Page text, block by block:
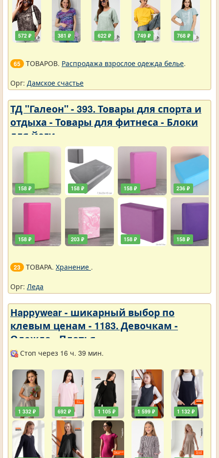
572 ₽ 381 ₽ 622 ₽ 749 ₽ 768 ₽
65 ТОВАРОВ. Распродажа взрослое одежда белье.
Орг: Дамское счастье
ТД "Галеон" - 393. Товары для спорта и
отдыха - Товары для фитнеса - Блоки
для йоги
158 ₽
158 ₽
158 ₽
203 ₽
158 ₽
158 ₽
236 ₽
158 ₽
23 ТОВАРА. Хранение .
Орг: Леда
Нappywear - шикарный выбор по
клевым ценам - 1183. Девочкам -
Одежда - Платья
Стоп через 16 ч. 39 мин.
1 332 ₽ 692 ₽ 1 105 ₽ 1 599 ₽ 1 132 ₽